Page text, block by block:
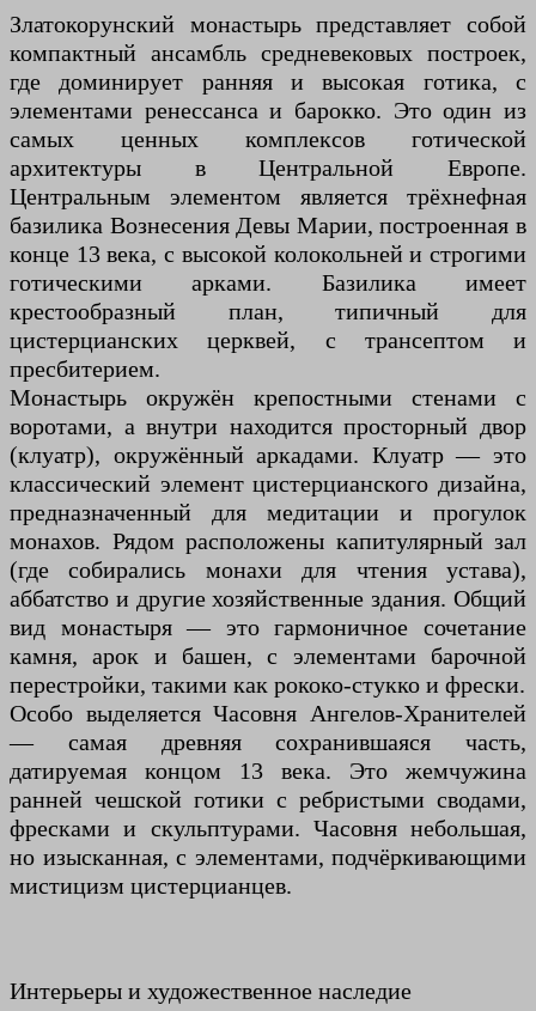
Златокорунский монастырь представляет собой
компактный ансамбль средневековых построек,
где доминирует ранняя и высокая готика, с
элементами ренессанса и барокко. Это один из
самых ценных комплексов готической
архитектуры в Центральной Европе.
Центральным элементом является трёхнефная
базилика Вознесения Девы Марии, построенная в
конце 13 века, с высокой колокольней и строгими
готическими арками. Базилика имеет
крестообразный план, типичный для
цистерцианских церквей, с трансептом и
пресбитерием.
Монастырь окружён крепостными стенами с
воротами, а внутри находится просторный двор
(клуатр), окружённый аркадами. Клуатр — это
классический элемент цистерцианского дизайна,
предназначенный для медитации и прогулок
монахов. Рядом расположены капитулярный зал
(где собирались монахи для чтения устава),
аббатство и другие хозяйственные здания. Общий
вид монастыря — это гармоничное сочетание
камня, арок и башен, с элементами барочной
перестройки, такими как рококо-стукко и фрески.
Особо выделяется Часовня Ангелов-Хранителей
— самая древняя сохранившаяся часть,
датируемая концом 13 века. Это жемчужина
ранней чешской готики с ребристыми сводами,
фресками и скульптурами. Часовня небольшая,
но изысканная, с элементами, подчёркивающими
мистицизм цистерцианцев.
Интерьеры и художественное наследие